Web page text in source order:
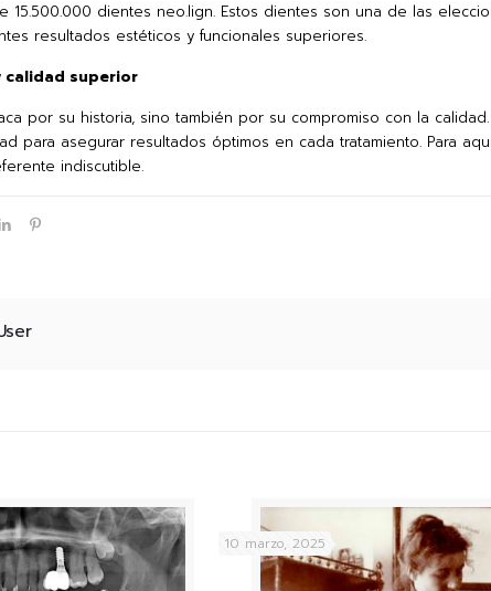
15.500.000 dientes neo.lign. Estos dientes son una de las
resultados estéticos y funcionales superiores.
calidad superior
por su historia, sino también por su compromiso con la
para asegurar resultados óptimos en cada tratamiento. Para
indiscutible.
10 marzo, 2025